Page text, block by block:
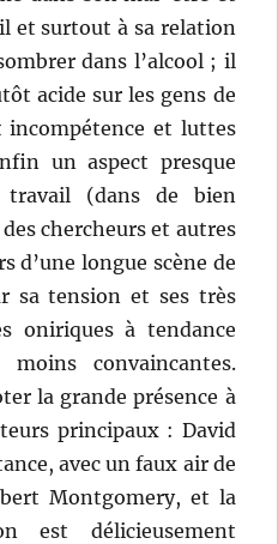
et surtout à sa relation
dans l’alcool ; il
acide sur les gens de
et luttes
un aspect presque
travail (dans de bien
chercheurs et autres
d’une longue scène de
sa tension et ses très
oniriques à tendance
moins convaincantes.
la grande présence à
principaux : David
avec un faux air de
Montgomery, et la
est délicieusement